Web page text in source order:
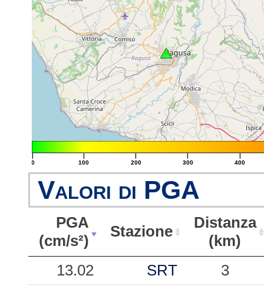
|
0
|
100
|
200
|
300
|
400
Valori di PGA
PGA
(cm/s²)
Stazione
Distanza
(km)
PGA
(cm/s²)
Stazione
Distanza
(km)
13.02 SRT
3